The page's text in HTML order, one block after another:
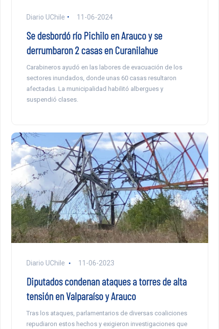
Diario UChile 11-06-2024
Se desbordó río Pichilo en Arauco y se
derrumbaron 2 casas en Curanilahue
Carabineros ayudó en las labores de evacuación de los
sectores inundados, donde unas 60 casas resultaron
afectadas. La municipalidad habilitó albergues y
suspendió clases.
Diario UChile 11-06-2023
Diputados condenan ataques a torres de alta
tensión en Valparaíso y Arauco
Tras los ataques, parlamentarios de diversas coaliciones
repudiaron estos hechos y exigieron investigaciones que